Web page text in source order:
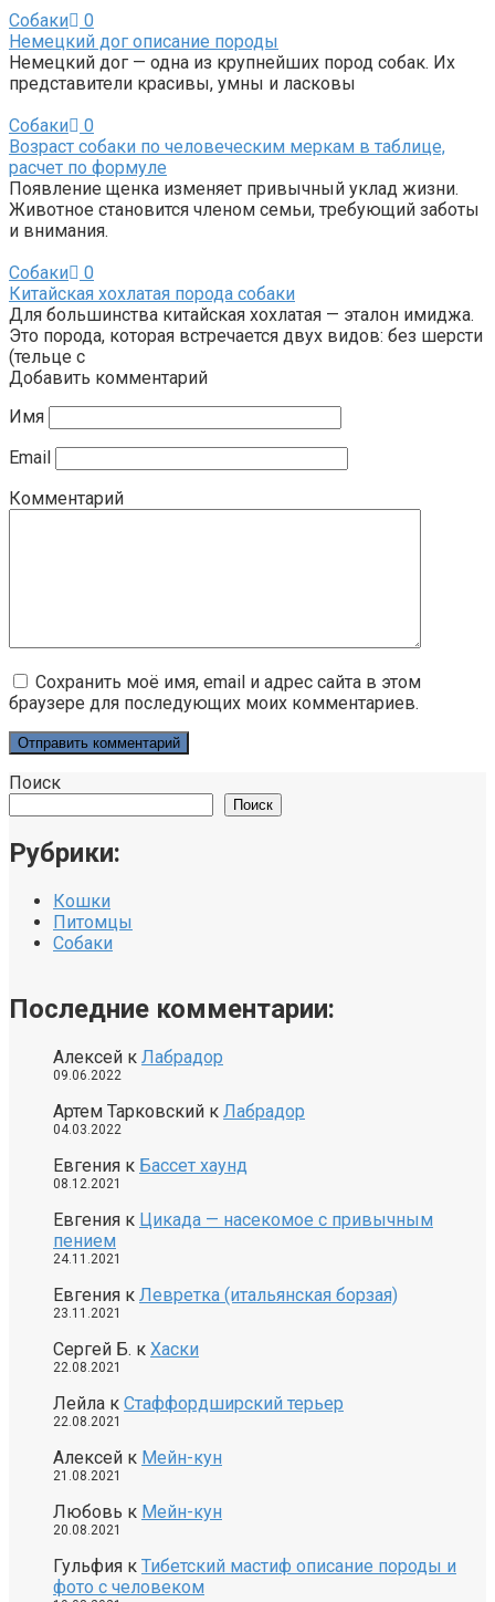
Собаки
0
Немецкий дог описание породы
Немецкий дог — одна из крупнейших пород собак. Их
представители красивы, умны и ласковы
Собаки
0
Возраст собаки по человеческим меркам в таблице,
расчет по формуле
Появление щенка изменяет привычный уклад жизни.
Животное становится членом семьи, требующий заботы
и внимания.
Собаки
0
Китайская хохлатая порода собаки
Для большинства китайская хохлатая — эталон имиджа.
Это порода, которая встречается двух видов: без шерсти
(тельце с
Добавить комментарий
Имя
Email
Комментарий
Сохранить моё имя, email и адрес сайта в этом
браузере для последующих моих комментариев.
Поиск
Поиск
Рубрики:
Кошки
Питомцы
Собаки
Последние комментарии:
Алексей к Лабрадор
09.06.2022
Артем Тарковский к Лабрадор
04.03.2022
Евгения к Бассет хаунд
08.12.2021
Евгения к Цикада — насекомое с привычным
пением
24.11.2021
Евгения к Левретка (итальянская борзая)
23.11.2021
Сергей Б. к Хаски
22.08.2021
Лейла к Стаффордширский терьер
22.08.2021
Алексей к Мейн-кун
21.08.2021
Любовь к Мейн-кун
20.08.2021
Гульфия к Тибетский мастиф описание породы и
фото с человеком